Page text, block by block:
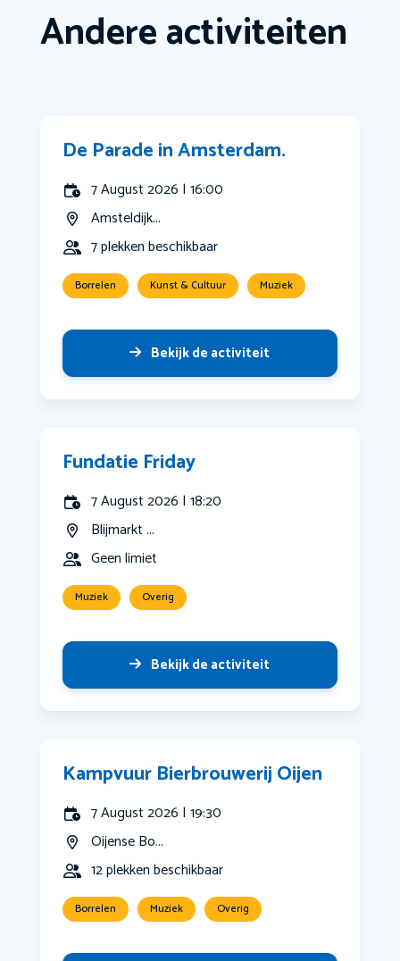
Andere activiteiten
De Parade in Amsterdam.
7 August 2026 | 16:00
Amsteldijk...
7 plekken beschikbaar
Borrelen Kunst & Cultuur Muziek
Bekijk de activiteit
Fundatie Friday
7 August 2026 | 18:20
Blijmarkt ...
Geen limiet
Muziek Overig
Bekijk de activiteit
Kampvuur Bierbrouwerij Oijen
7 August 2026 | 19:30
Oijense Bo...
12 plekken beschikbaar
Borrelen Muziek Overig